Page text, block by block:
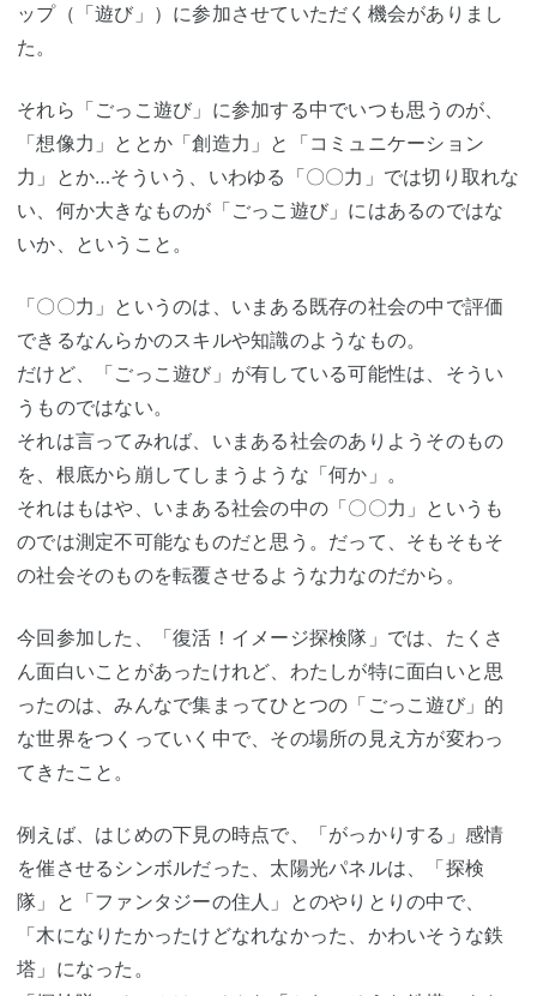
ップ（「遊び」）に参加させていただく機会がありまし
た。
それら「ごっこ遊び」に参加する中でいつも思うのが、
「想像力」ととか「創造力」と「コミュニケーション
力」とか…そういう、いわゆる「〇〇力」では切り取れな
い、何か大きなものが「ごっこ遊び」にはあるのではな
いか、ということ。
「〇〇力」というのは、いまある既存の社会の中で評価
できるなんらかのスキルや知識のようなもの。
だけど、「ごっこ遊び」が有している可能性は、そうい
うものではない。
それは言ってみれば、いまある社会のありようそのもの
を、根底から崩してしまうような「何か」。
それはもはや、いまある社会の中の「〇〇力」というも
のでは測定不可能なものだと思う。だって、そもそもそ
の社会そのものを転覆させるような力なのだから。
今回参加した、「復活！イメージ探検隊」では、たくさ
ん面白いことがあったけれど、わたしが特に面白いと思
ったのは、みんなで集まってひとつの「ごっこ遊び」的
な世界をつくっていく中で、その場所の見え方が変わっ
てきたこと。
例えば、はじめの下見の時点で、「がっかりする」感情
を催させるシンボルだった、太陽光パネルは、「探検
隊」と「ファンタジーの住人」とのやりとりの中で、
「木になりたかったけどなれなかった、かわいそうな鉄
塔」になった。